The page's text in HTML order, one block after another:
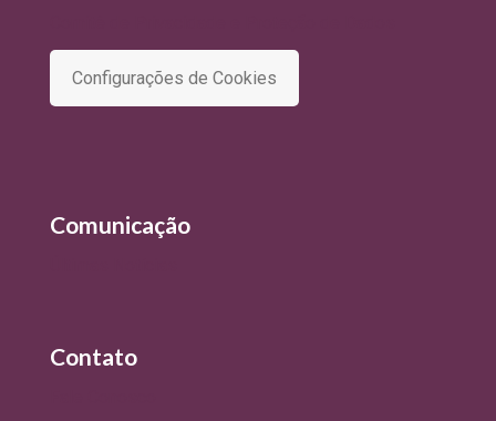
Configurações de Cookies
Comunicação
Contato